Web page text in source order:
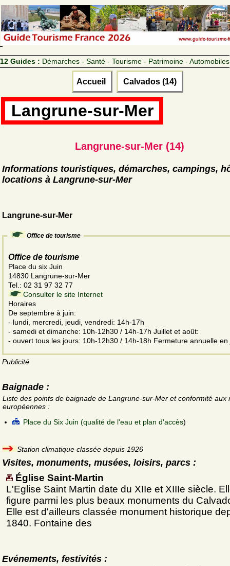
12 Guides : Démarches - Santé - Tourisme - Patrimoine - Automobiles
Accueil Calvados (14)
Langrune-sur-Mer
Langrune-sur-Mer (14)
Informations touristiques, démarches, campings,
locations à Langrune-sur-Mer
Langrune-sur-Mer
Office de tourisme
Office de tourisme
Place du six Juin
14830 Langrune-sur-Mer
Tel.: 02 31 97 32 77
Consulter le site Internet
Horaires
De septembre à juin:
- lundi, mercredi, jeudi, vendredi: 14h-17h
- samedi et dimanche: 10h-12h30 / 14h-17h Juillet et août:
- ouvert tous les jours: 10h-12h30 / 14h-18h Fermeture annuelle en
Publicité
Baignade :
Liste des points de baignade de Langrune-sur-Mer et conformité aux
européennes :
Place du Six Juin (qualité de l'eau et plan d'accès)
Station climatique classée depuis 1926
Visites, monuments, musées, loisirs, parcs :
Église Saint-Martin
L'Eglise Saint Martin date du XIIe et XIIIe siècle.
figure parmi les plus beaux monuments du
Elle est d'ailleurs classée monument historique
1840. Fontaine des
Evénements, festivités :